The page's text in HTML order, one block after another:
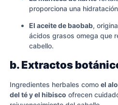
proporciona una
El aceite de baobab,
ácidos grasos omega que
cabello.
b. Extractos
Ingredientes herbales como el
del té y el hibisco ofrecen